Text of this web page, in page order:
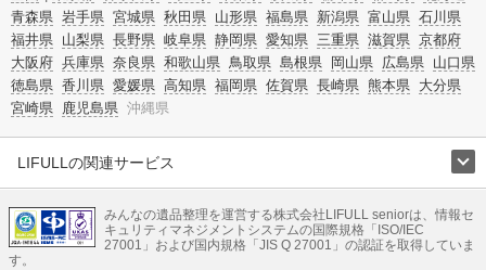
青森県 岩手県 宮城県 秋田県 山形県 福島県 新潟県 富山県 石川県
福井県 山梨県 長野県 岐阜県 静岡県 愛知県 三重県 滋賀県 京都府
大阪府 兵庫県 奈良県 和歌山県 鳥取県 島根県 岡山県 広島県 山口県
徳島県 香川県 愛媛県 高知県 福岡県 佐賀県 長崎県 熊本県 大分県
宮崎県 鹿児島県 沖縄県
LIFULLの関連サービス
不動産・住宅
引越し 老人ホーム 地方創生 ママの就労支援
不動産クラウドファンディング 遺品整理 老後の暮らし情報
みんなの遺品整理を運営する株式会社LIFULL seniorは、情報セ
キュリティマネジメントシステムの国際規格「ISO/IEC
27001」および国内規格「JIS Q 27001」の認証を取得していま
す。